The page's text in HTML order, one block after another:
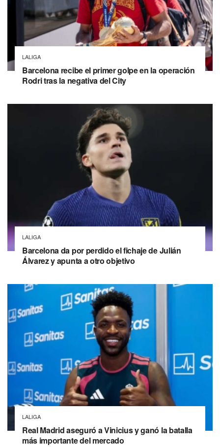
LALIGA
Barcelona recibe el primer golpe en la operación
Rodri tras la negativa del City
LALIGA
Barcelona da por perdido el fichaje de Julián
Álvarez y apunta a otro objetivo
LALIGA
Real Madrid aseguró a Vinicius y ganó la batalla
más importante del mercado